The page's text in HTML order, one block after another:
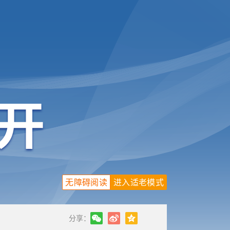
进入适老模式
无障碍阅读
分享：